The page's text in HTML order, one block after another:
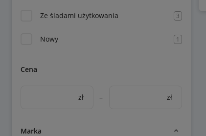
Ze śladami użytkowania 3
Nowy 1
Cena
zł – zł
Marka